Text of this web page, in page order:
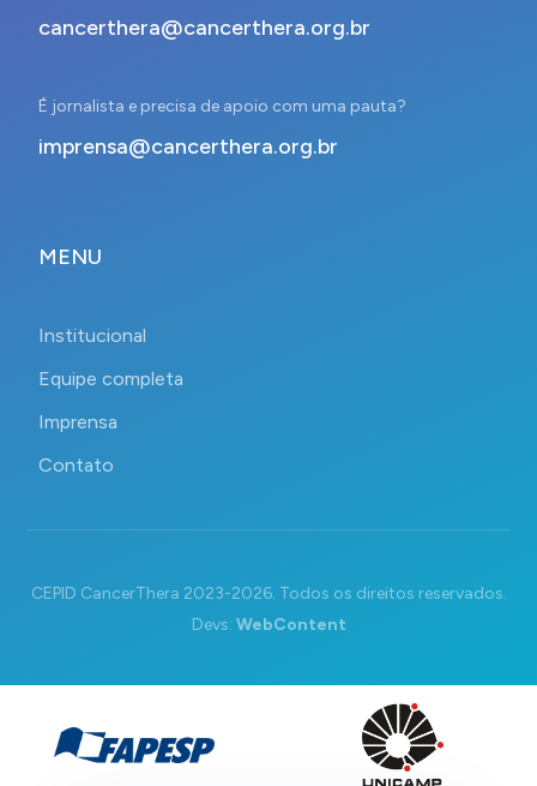
cancerthera@cancerthera.org.br
É jornalista e precisa de apoio com uma pauta?
imprensa@cancerthera.org.br
MENU
Institucional
Equipe completa
Imprensa
Contato
CEPID CancerThera 2023-2026. Todos os direitos reservados.
Devs: WebContent